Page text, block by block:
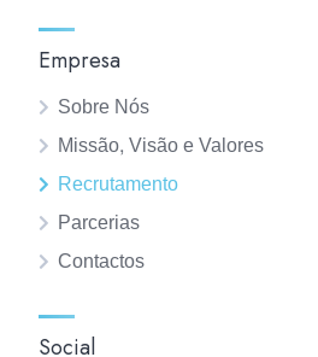
Empresa
Sobre Nós
Missão, Visão e Valores
Recrutamento
Parcerias
Contactos
Social